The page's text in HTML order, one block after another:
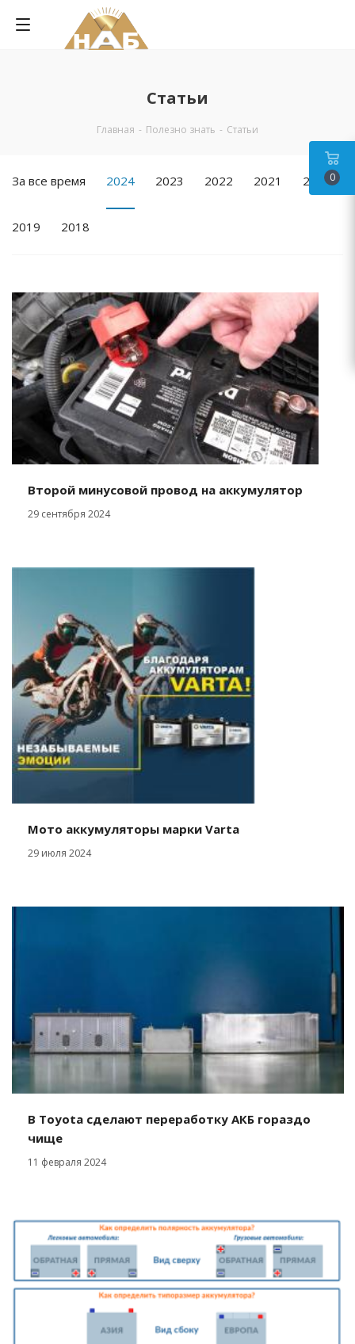
Статьи
Главная - Полезно знать - Статьи
За все время 2024 2023 2022 2021 2020
2019 2018
Второй минусовой провод на аккумулятор
29 сентября 2024
Мото аккумуляторы марки Varta
29 июля 2024
В Toyota сделают переработку АКБ гораздо
чище
11 февраля 2024
0